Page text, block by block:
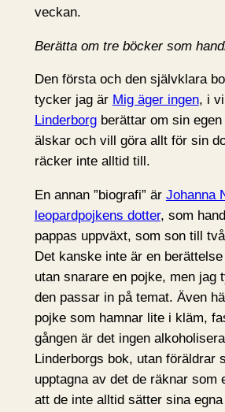
veckan.
Berätta om tre böcker som
Den första och den självklara
tycker jag är Mig äger ingen, i
Linderborgberättar om sin egen
älskar och vill göra allt för sin
räcker inte alltid till.
En annan ”biografi” är Johanna
leopardpojkens dotter, som
pappas uppväxt, som son till
Det kanske inte är en
utan snarare en pojke, men jag
den passar in på temat. Även
pojke som hamnar lite i kläm,
gången är det ingen
Linderborgs bok, utan föräldrar
upptagna av det de räknar som
att de inte alltid sätter sina